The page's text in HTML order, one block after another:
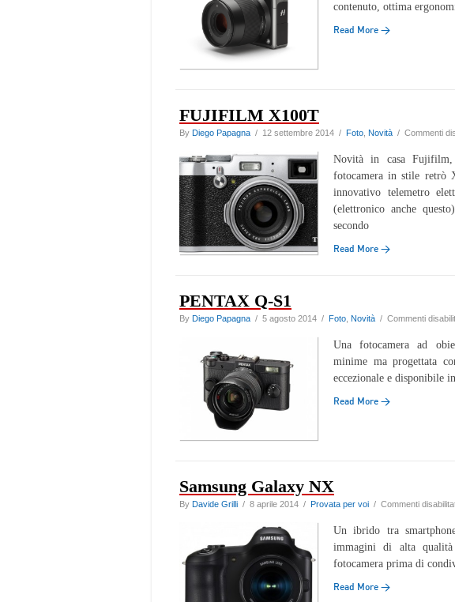
contenuto, ottima
Read More →
FUJIFILM X100T
By Diego Papagna / 12 settembre 2014 / Foto Novità / Commenti
Novità in casa Fujifilm,
fotocamera in stile retrò
innovativo telemetro
(elettronico anche
secondo
Read More →
PENTAX Q-S1
By Diego Papagna / 5 agosto 2014 / Foto Novità / Commenti
Una fotocamera ad
minime ma progettata
eccezionale e disponibile
Read More →
Samsung Galaxy NX
By Davide Grilli / 8 aprile 2014 / Provata per voi / Commenti
Un ibrido tra
immagini di alta
fotocamera prima di
Read More →